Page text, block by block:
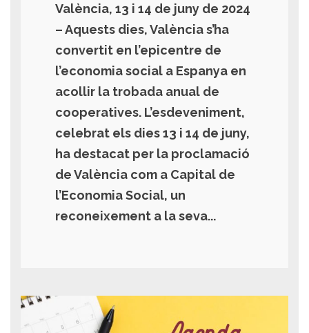
València, 13 i 14 de juny de 2024
– Aquests dies, València s’ha
convertit en l’epicentre de
l’economia social a Espanya en
acollir la trobada anual de
cooperatives. L’esdeveniment,
celebrat els dies 13 i 14 de juny,
ha destacat per la proclamació
de València com a Capital de
l’Economia Social, un
reconeixement a la seva...